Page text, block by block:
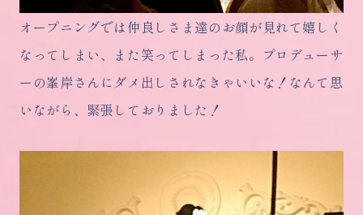
オープニングでは仲良しさま達のお顔が見れて嬉しく
なってしまい、また笑ってしまった私。プロデューサ
ーの峯岸さんにダメ出しされなきゃいいな！なんて思
いながら、緊張しておりました！